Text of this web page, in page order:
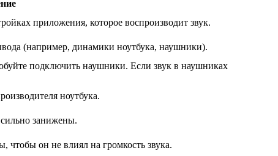
приложения, которое воспроизводит звук.
(например, динамики ноутбука, наушники).
подключить наушники. Если звук в наушниках
ноутбука.
занижены.
чтобы он не влиял на громкость звука.